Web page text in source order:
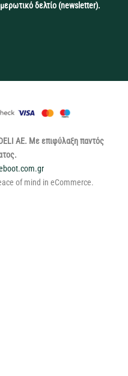
δελτίο (newsletter).
ΑΕ. Με επιφύλαξη παντός
of mind in eCommerce.